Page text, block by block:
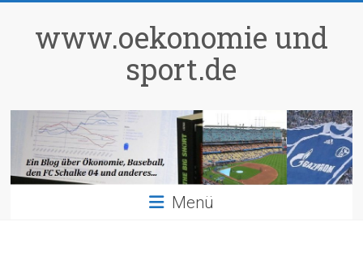
springenwww.oekonomie und
sport.de
Menü